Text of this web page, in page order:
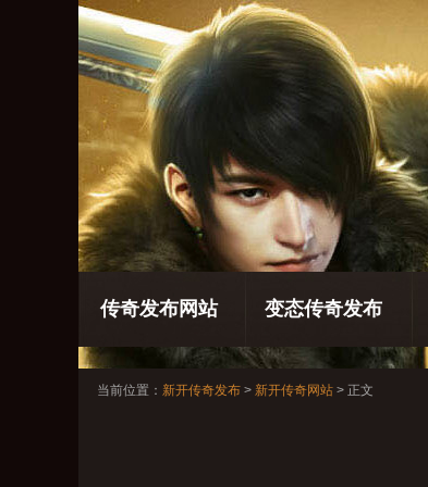
传奇发布网站 变态传奇发布
当前位置： 新开传奇发布 > 新开传奇网站 > 正文